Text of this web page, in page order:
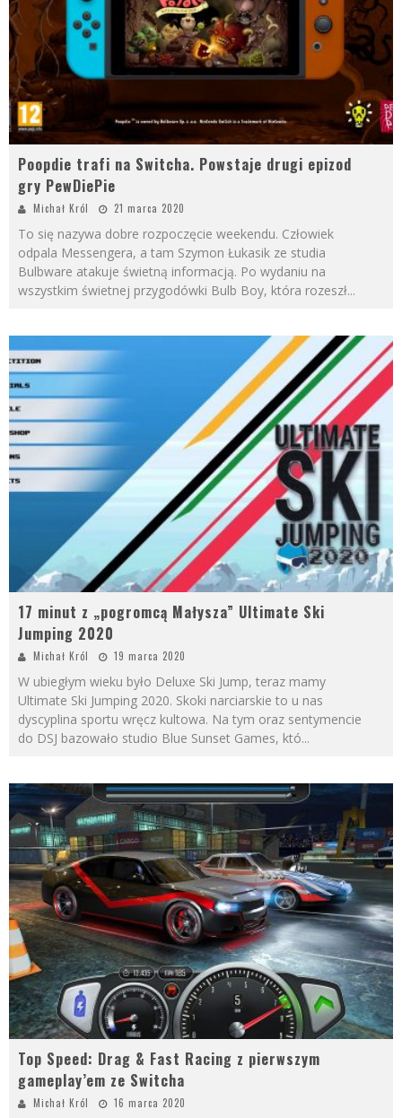
Poopdie trafi na Switcha. Powstaje drugi epizod
gry PewDiePie
Michał Król 21 marca 2020
To się nazywa dobre rozpoczęcie weekendu. Człowiek
odpala Messengera, a tam Szymon Łukasik ze studia
Bulbware atakuje świetną informacją. Po wydaniu na
wszystkim świetnej przygodówki Bulb Boy, która rozeszł...
17 minut z „pogromcą Małysza” Ultimate Ski
Jumping 2020
Michał Król 19 marca 2020
W ubiegłym wieku było Deluxe Ski Jump, teraz mamy
Ultimate Ski Jumping 2020. Skoki narciarskie to u nas
dyscyplina sportu wręcz kultowa. Na tym oraz sentymencie
do DSJ bazowało studio Blue Sunset Games, któ...
Top Speed: Drag & Fast Racing z pierwszym
gameplay’em ze Switcha
Michał Król 16 marca 2020